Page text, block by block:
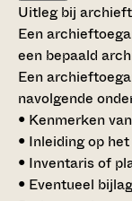
Uitleg bij
Een
een bepaald
Een
navolgende
• Kenmerken
• Inleiding op
• Inventaris of
• Eventueel